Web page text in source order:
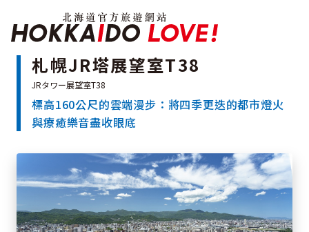
特輯
觀光景點
溫泉
推薦行程
預約
交通指南
札幌JR塔展望室T38
標高160公尺的雲端漫步：將四季更迭的都市燈火
與療癒樂音盡收眼底